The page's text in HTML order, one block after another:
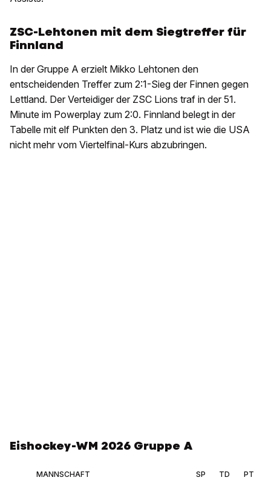
ZSC-Lehtonen mit dem Siegtreffer für
Finnland
In der Gruppe A erzielt Mikko Lehtonen den
entscheidenden Treffer zum 2:1-Sieg der Finnen gegen
Lettland. Der Verteidiger der ZSC Lions traf in der 51.
Minute im Powerplay zum 2:0. Finnland belegt in der
Tabelle mit elf Punkten den 3. Platz und ist wie die USA
nicht mehr vom Viertelfinal-Kurs abzubringen.
Eishockey-WM 2026 Gruppe A
MANNSCHAFT SP TD PT